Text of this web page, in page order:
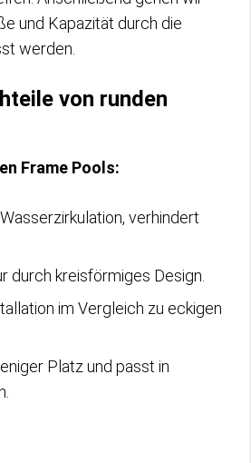
und Kapazität durch die
werden.
von runden
Frame Pools:
verhindert
durch kreisförmiges Design.
im Vergleich zu eckigen
Platz und passt in